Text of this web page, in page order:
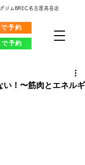
予約
予約
ジムBREC名古屋高岳店
い！〜筋肉とエネルギ